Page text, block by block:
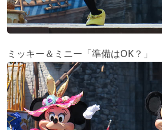
ミッキー＆ミニー「準備はOK？」